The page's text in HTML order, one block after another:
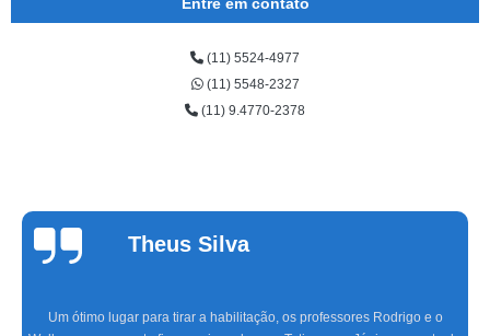
(11) 5524-4977
(11) 5548-2327
(11) 9.4770-2378
Cinthia
Alvarenga
Fazer aulas com a Marinho foi a melhor experiência que tive, com uma